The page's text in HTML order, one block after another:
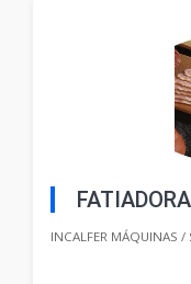
INCALFER MÁQUINAS /